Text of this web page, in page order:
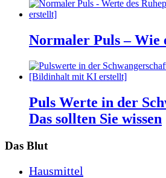
Normaler Puls – Wie
Puls Werte in der
Das sollten Sie wissen
Das Blut
Hausmittel